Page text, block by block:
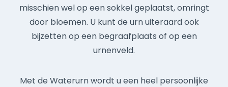
misschien wel op een sokkel geplaatst, omringt
door bloemen. U kunt de urn uiteraard ook
bijzetten op een begraafplaats of op een
urnenveld.
Met de Waterurn wordt u een heel persoonlijke